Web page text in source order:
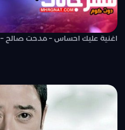
اغنية عليك احساس – مدحت صالح – MP3